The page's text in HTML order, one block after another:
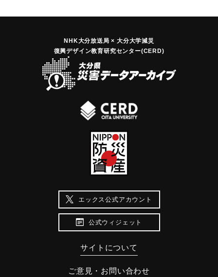
NHK大分放送局 × 大分大学減災
復興デザイン教育研究センター(CERD)
エックス公式アカウント
公式ウィジェット
サイトについて
ご意見・お問い合わせ